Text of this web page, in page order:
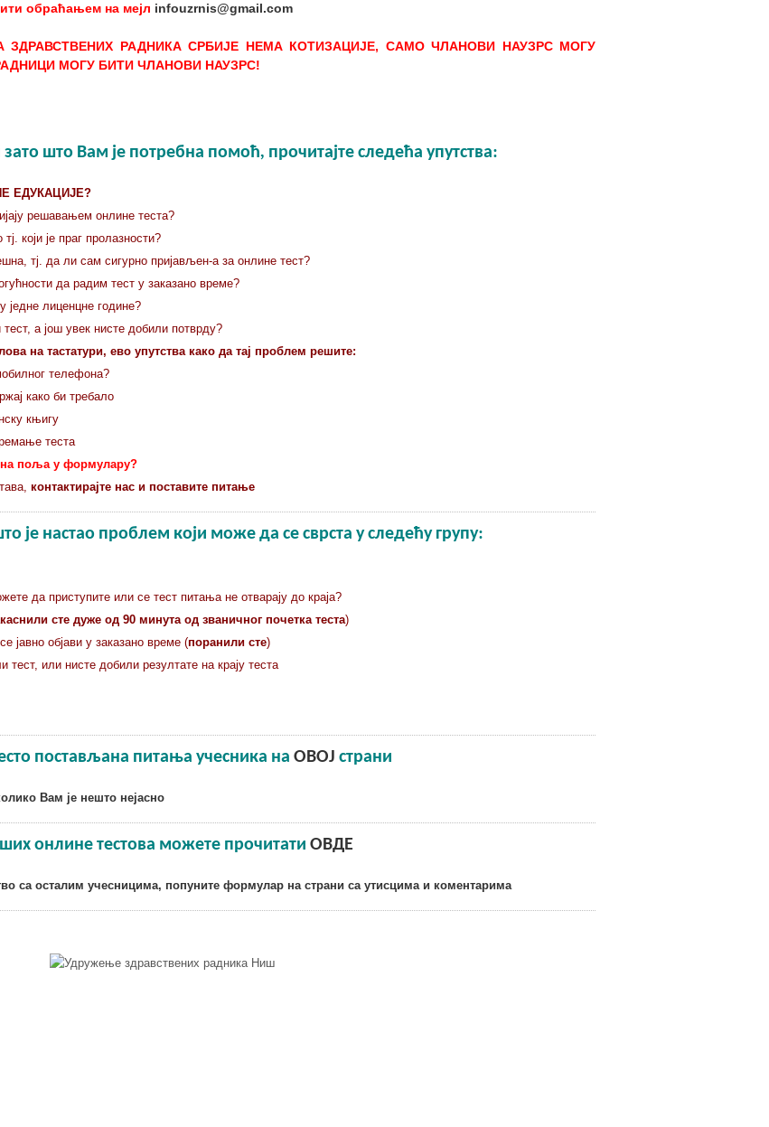
обраћањем на мејл infouzrnis@gmail.com
РАДНИКА СРБИЈЕ НЕМА КОТИЗАЦИЈЕ, САМО ЧЛАНОВИ НАУЗРС МОГУ
МОГУ БИТИ ЧЛАНОВИ НАУЗРС!
што Вам је потребна помоћ, прочитајте следећа упутства:
ЕДУКАЦИЈЕ?
решавањем онлине теста?
који је праг пролазности?
тј. да ли сам сигурно пријављен-а за онлине тест?
да радим тест у заказано време?
једне лиценцне године?
а још увек нисте добили потврду?
на тастатури, ево упутства како да тај проблем решите:
телефона?
како би требало
књигу
теста
поља у формулару?
контактирајте нас и поставите питање
је настао проблем који може да се сврста у следећу групу:
да приступите или се тест питања не отварају до краја?
сте дуже од 90 минута од званичног почетка теста)
јавно објави у заказано време (поранили сте)
или нисте добили резултате на крају теста
постављана питања учесника на ОВОЈ страни
Вам је нешто нејасно
онлине тестова можете прочитати ОВДЕ
са осталим учесницима, попуните формулар на страни са утисцима и коментарима